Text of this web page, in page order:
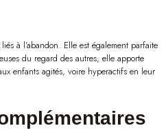
à l’abandon. Elle est également parfaite
du regard des autres, elle apporte
enfants agités, voire hyperactifs en leur